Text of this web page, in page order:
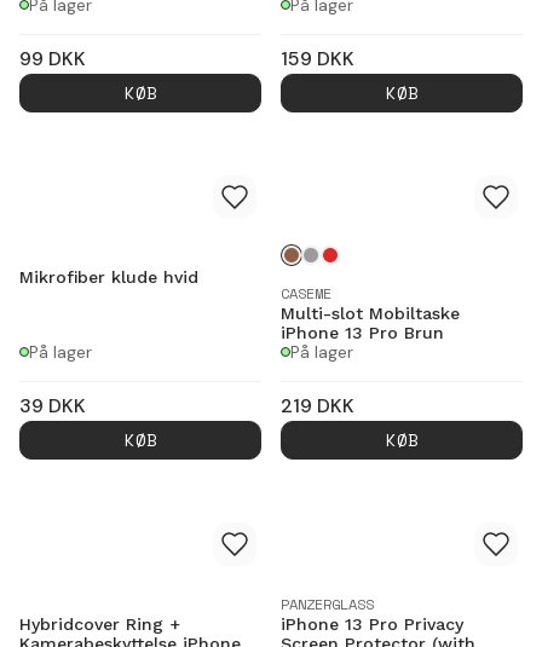
På lager
99 DKK
KØB
På lager
159 DKK
KØB
Mikrofiber klude hvid
På lager
39 DKK
KØB
CASEME
Multi-slot Mobiltaske
iPhone 13 Pro Brun
På lager
219 DKK
KØB
Hybridcover Ring +
PANZERGLASS
iPhone 13 Pro Privacy